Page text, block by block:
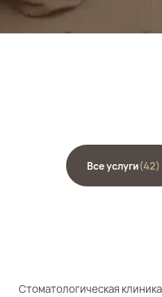
Все услуги(42)
Стоматологическая